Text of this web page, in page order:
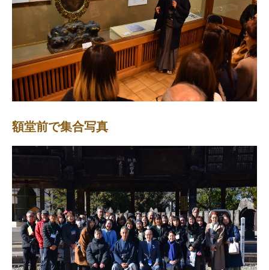
額堂前で集合写真